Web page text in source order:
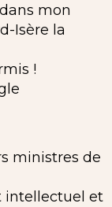
mon
Isère la
!
ministres de
intellectuel et